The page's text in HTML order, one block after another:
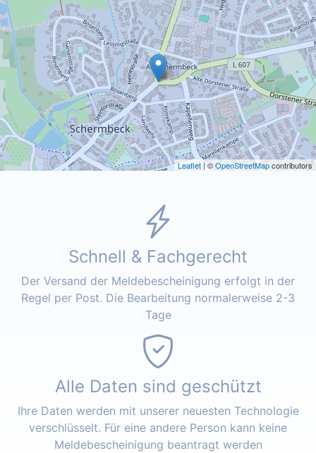
Leaflet | ©OpenStreetMapcontributors
Schnell & Fachgerecht
Der Versand der Meldebescheinigung erfolgt in der
Regel per Post. Die Bearbeitung normalerweise 2-3
Tage
Alle Daten sind geschützt
Ihre Daten werden mit unserer neuesten Technologie
verschlüsselt. Für eine andere Person kann keine
Meldebescheinigung beantragt werden